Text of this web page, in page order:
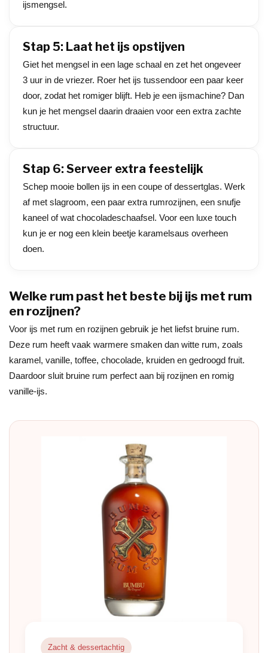
ijsmengsel.
Stap 5: Laat het ijs opstijven
Giet het mengsel in een lage schaal en zet het ongeveer
3 uur in de vriezer. Roer het ijs tussendoor een paar keer
door, zodat het romiger blijft. Heb je een ijsmachine? Dan
kun je het mengsel daarin draaien voor een extra zachte
structuur.
Stap 6: Serveer extra feestelijk
Schep mooie bollen ijs in een coupe of dessertglas. Werk
af met slagroom, een paar extra rumrozijnen, een snufje
kaneel of wat chocoladeschaafsel. Voor een luxe touch
kun je er nog een klein beetje karamelsaus overheen
doen.
Welke rum past het beste bij ijs met rum
en rozijnen?
Voor ijs met rum en rozijnen gebruik je het liefst bruine rum.
Deze rum heeft vaak warmere smaken dan witte rum, zoals
karamel, vanille, toffee, chocolade, kruiden en gedroogd fruit.
Daardoor sluit bruine rum perfect aan bij rozijnen en romig
vanille-ijs.
Zacht & dessertachtig